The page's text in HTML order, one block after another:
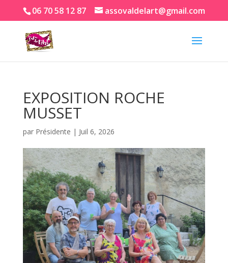
06 70 58 12 87 assovaldelart@gmail.com
EXPOSITION ROCHE
MUSSET
par Présidente | Juil 6, 2026